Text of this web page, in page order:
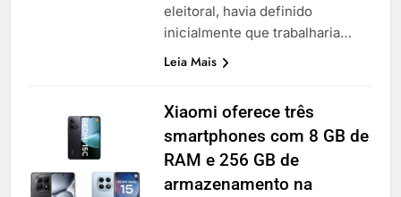
eleitoral, havia definido
inicialmente que trabalharia…
Leia Mais
Xiaomi oferece três
smartphones com 8 GB de
RAM e 256 GB de
armazenamento na